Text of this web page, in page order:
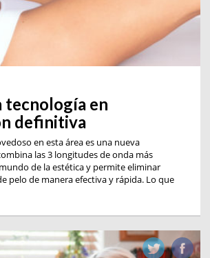
tecnología en
definitiva
en esta área es una nueva
las 3 longitudes de onda más
de la estética y permite eliminar
pelo de manera efectiva y rápida. Lo que